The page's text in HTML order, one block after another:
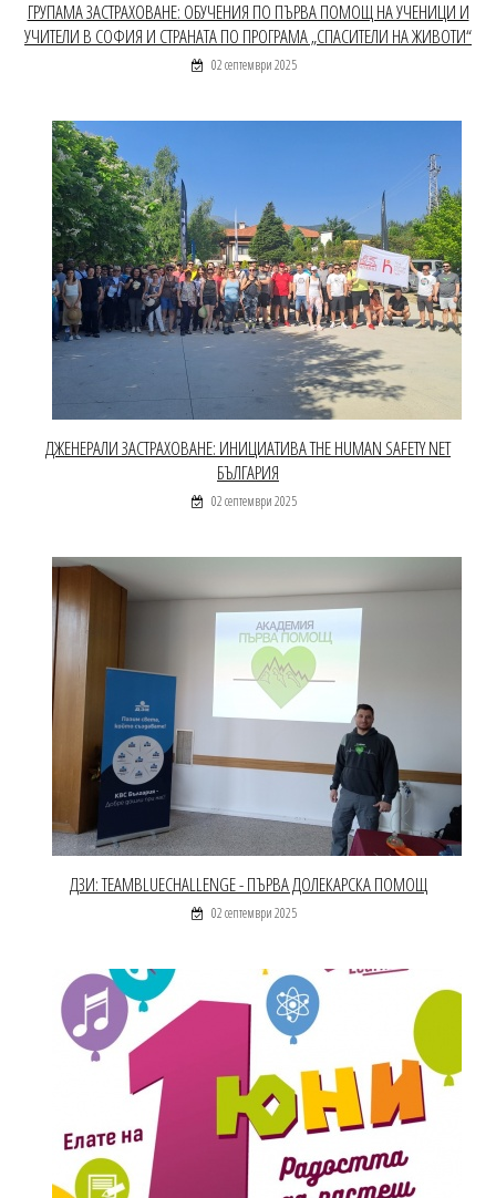
ГРУПАМА ЗАСТРАХОВАНЕ: ОБУЧЕНИЯ ПО ПЪРВА ПОМОЩ НА УЧЕНИЦИ И
УЧИТЕЛИ В СОФИЯ И СТРАНАТА ПО ПРОГРАМА „СПАСИТЕЛИ НА ЖИВОТИ“
02 септември 2025
ДЖЕНЕРАЛИ ЗАСТРАХОВАНЕ: ИНИЦИАТИВА THE HUMAN SAFETY NET
БЪЛГАРИЯ
02 септември 2025
ДЗИ: TEAMBLUECHALLENGE - ПЪРВА ДОЛЕКАРСКА ПОМОЩ
02 септември 2025